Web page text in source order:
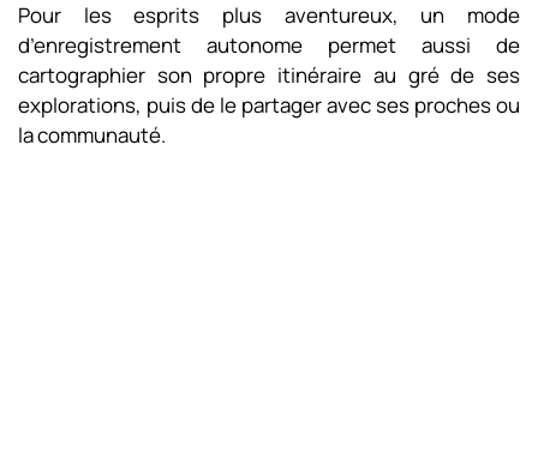
Pour les esprits plus aventureux, un mode
d’enregistrement autonome permet aussi de
cartographier son propre itinéraire au gré de ses
explorations, puis de le partager avec ses proches ou
la communauté.